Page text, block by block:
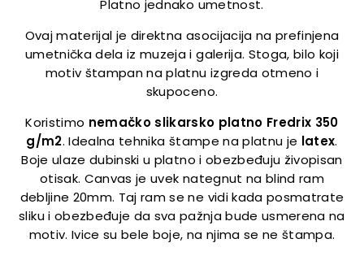
Platno jednako umetnost.
Ovaj materijal je direktna asocijacija na prefinjena
umetnička dela iz muzeja i galerija. Stoga, bilo koji
motiv štampan na platnu izgreda otmeno i
skupoceno.
Koristimo nemačko slikarsko platno Fredrix 350
g/m2. Idealna tehnika štampe na platnu je latex.
Boje ulaze dubinski u platno i obezbeđuju živopisan
otisak. Canvas je uvek nategnut na blind ram
debljine 20mm. Taj ram se ne vidi kada posmatrate
sliku i obezbeđuje da sva pažnja bude usmerena na
motiv. Ivice su bele boje, na njima se ne štampa.